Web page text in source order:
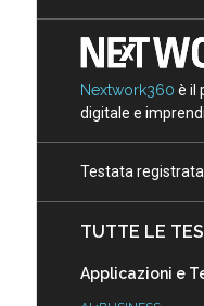
Nextwork360 è il
digitale e
Testata
TUTTE LE
Applicazioni e